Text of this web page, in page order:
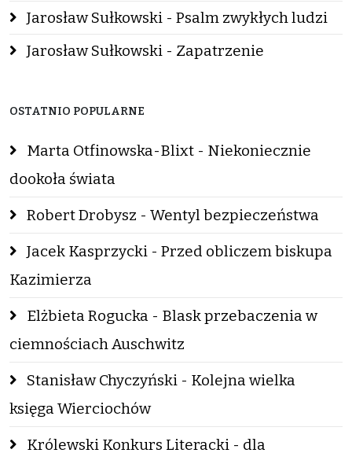
Jarosław Sułkowski - Psalm zwykłych ludzi
Jarosław Sułkowski - Zapatrzenie
OSTATNIO POPULARNE
Marta Otfinowska-Blixt - Niekoniecznie
dookoła świata
Robert Drobysz - Wentyl bezpieczeństwa
Jacek Kasprzycki - Przed obliczem biskupa
Kazimierza
Elżbieta Rogucka - Blask przebaczenia w
ciemnościach Auschwitz
Stanisław Chyczyński - Kolejna wielka
księga Wierciochów
Królewski Konkurs Literacki - dla